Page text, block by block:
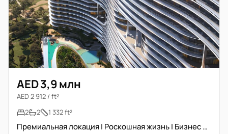
AED 3,9 млн
AED 2 912 / ft²
2
2 1 332 ft²
Премиальная локация | Роскошная жизнь | Бизнес Бэй